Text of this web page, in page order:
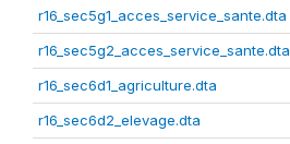
r16_sec5g1_acces_service_sante.dta
r16_sec5g2_acces_service_sante.dta
r16_sec6d1_agriculture.dta
r16_sec6d2_elevage.dta